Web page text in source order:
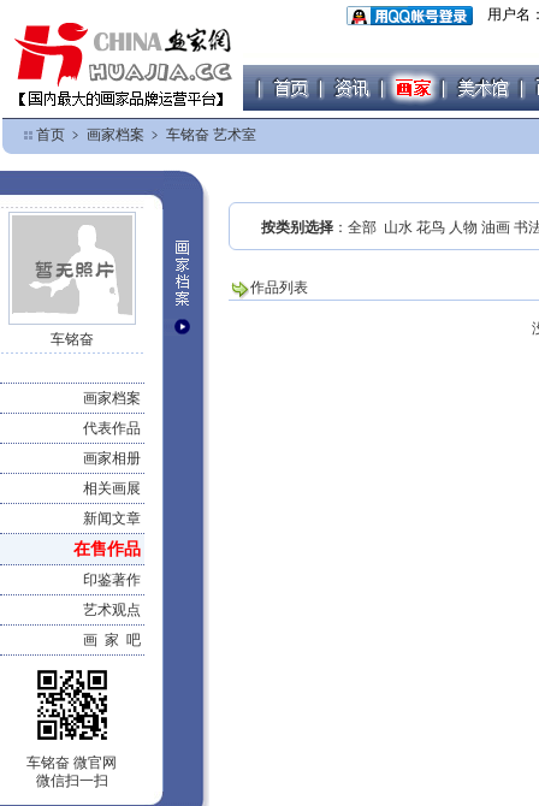
用户名
首页 ﹥ 画家档案 ﹥ 车铭奋 艺术室
车铭奋
画家档案
代表作品
画家相册
相关画展
新闻文章
在售作品
印鉴著作
艺术观点
画 家 吧
车铭奋 微官网
微信扫一扫
按类别选择 ：全部 山水 花鸟 人物 油画 书
作品列表